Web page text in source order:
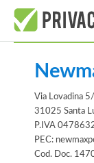
Via Lovadina
31025 Santa
P.IVA
PEC:
Cod. Doc.